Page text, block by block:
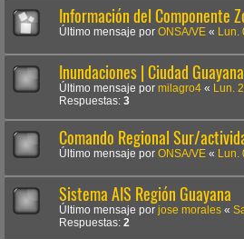
Información del Componente
Último mensaje por ONSA/VE «
Inundaciones | Ciudad Guayana
Último mensaje por milagro4 «
Lun.
Respuestas: 3
Comando Regional Sur/
Último mensaje por ONSA/VE «
Sistema AIS Región Guayana
Último mensaje por jose morales «
Respuestas: 2